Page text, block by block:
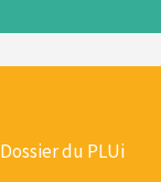
Dossier du PLUi